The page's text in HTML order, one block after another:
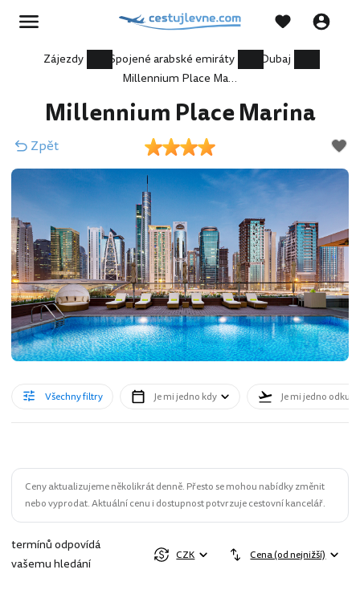
Zájezdy Spojené arabské emiráty
Dubaj
Millennium Place Marina
Millennium Place Marina
Zpět
Všechny filtry Je mi jedno kdy Je mi jedno odkud
Ceny aktualizujeme několikrát denně. Přesto se mohou nabídky změnit
nebo vyprodat. Aktuální cenu i dostupnost potvrzuje cestovní kancelář.
termínů odpovídá
vašemu hledání
CZK Cena (od nejnižší)